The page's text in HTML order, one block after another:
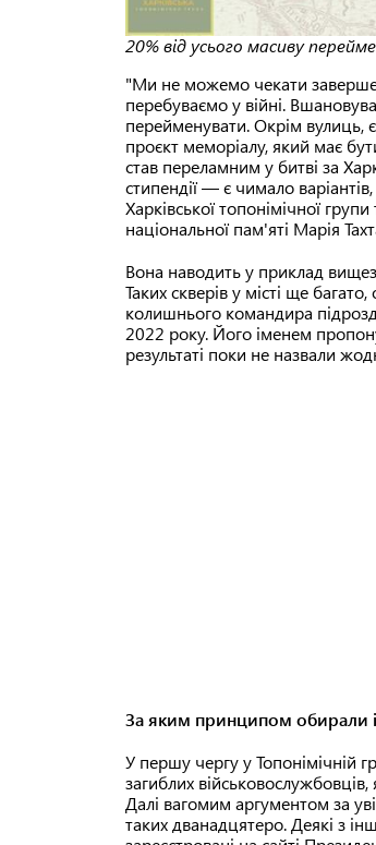
20% від усього масиву
"Ми не можемо чекати
перебуваємо у війні.
перейменувати. Окрім вулиць,
проєкт меморіалу, який має
став переламним у битві за
стипендії — є чимало
Харківської топонімічної
національної пам'яті Марія
Вона наводить у приклад
Таких скверів у місті ще
колишнього командира
2022 року. Його іменем
результаті поки не назвали
За яким принципом обирали
У першу чергу у Топонімічній
загиблих
Далі вагомим аргументом за
таких дванадцятеро. Деякі з